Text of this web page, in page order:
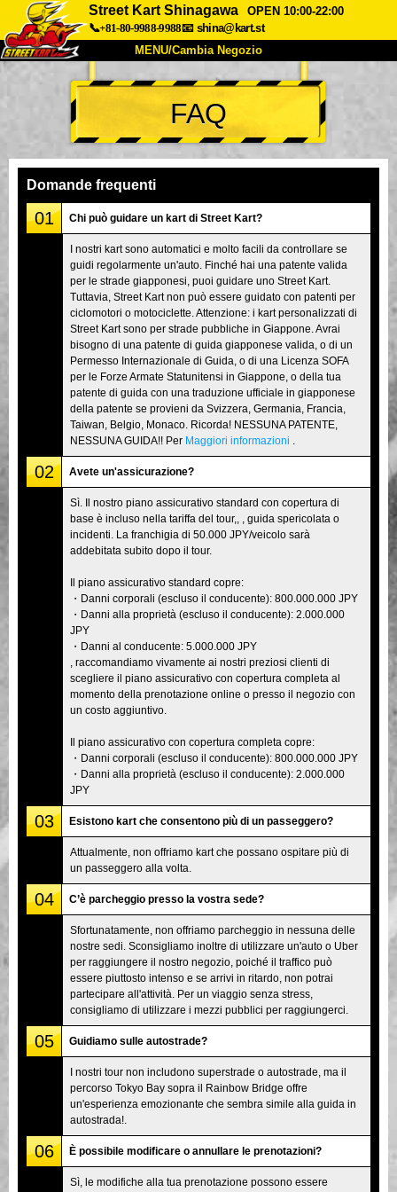
Street Kart Shinagawa
OPEN 10:00-22:00
📞+81-80-9988-9988📧 shina@kart.st
MENU/Cambia Negozio
INIZIO
Chi Siamo Specifiche Prezzo
Recensioni
Azienda
Tokyo Shinagawa Tokyo Akihabara#1
Tokyo Akihabara#2 Tokyo Shibuya
Tokyo Shibuya Annex Tokyo Bay
Tokyo Asakusa Osaka
Okinawa
FAQ
Domande frequenti
01 Chi può guidare un kart di Street Kart?
I nostri kart sono automatici e molto facili da controllare se
guidi regolarmente un'auto. Finché hai una patente valida
per le strade giapponesi, puoi guidare uno Street Kart.
Tuttavia, Street Kart non può essere guidato con patenti per
ciclomotori o motociclette. Attenzione: i kart personalizzati di
Street Kart sono per strade pubbliche in Giappone. Avrai
bisogno di una patente di guida giapponese valida, o di un
Permesso Internazionale di Guida, o di una Licenza SOFA
per le Forze Armate Statunitensi in Giappone, o della tua
patente di guida con una traduzione ufficiale in giapponese
della patente se provieni da Svizzera, Germania, Francia,
Taiwan, Belgio, Monaco. Ricorda! NESSUNA PATENTE,
NESSUNA GUIDA!! Per Maggiori informazioni
02 Avete un'assicurazione?
Sì. Il nostro piano assicurativo standard con copertura di
base è incluso nella tariffa del tour,, , guida spericolata o
incidenti. La franchigia di 50.000 JPY/veicolo sarà
addebitata subito dopo il tour.
Il piano assicurativo standard copre:
・Danni corporali (escluso il conducente): 800.000.000 JPY
・Danni alla proprietà (escluso il conducente): 2.000.000
JPY
・Danni al conducente: 5.000.000 JPY
, raccomandiamo vivamente ai nostri preziosi clienti di
scegliere il piano assicurativo con copertura completa al
momento della prenotazione online o presso il negozio con
un costo aggiuntivo.
Il piano assicurativo con copertura completa copre:
・Danni corporali (escluso il conducente): 800.000.000 JPY
・Danni alla proprietà (escluso il conducente): 2.000.000
JPY
03 Esistono kart che consentono più di un passeggero?
Attualmente, non offriamo kart che possano ospitare più di
un passeggero alla volta.
04 C’è parcheggio presso la vostra sede?
Sfortunatamente, non offriamo parcheggio in nessuna delle
nostre sedi. Sconsigliamo inoltre di utilizzare un'auto o Uber
per raggiungere il nostro negozio, poiché il traffico può
essere piuttosto intenso e se arrivi in ritardo, non potrai
partecipare all'attività. Per un viaggio senza stress,
consigliamo di utilizzare i mezzi pubblici per raggiungerci.
05 Guidiamo sulle autostrade?
I nostri tour non includono superstrade o autostrade, ma il
percorso Tokyo Bay sopra il Rainbow Bridge offre
un'esperienza emozionante che sembra simile alla guida in
autostrada!.
06 È possibile modificare o annullare le prenotazioni?
Sì, le modifiche alla tua prenotazione possono essere